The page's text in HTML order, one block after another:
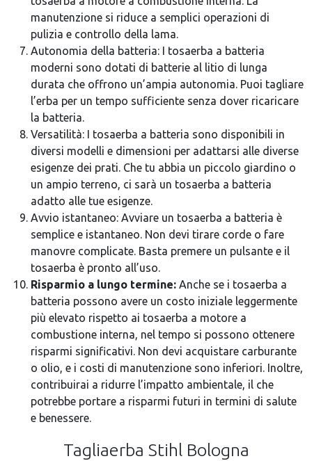
manutenzione si riduce a semplici operazioni di
pulizia e controllo della lama.
Autonomia della batteria: I tosaerba a batteria
moderni sono dotati di batterie al litio di lunga
durata che offrono un’ampia autonomia. Puoi tagliare
l’erba per un tempo sufficiente senza dover ricaricare
la batteria.
Versatilità: I tosaerba a batteria sono disponibili in
diversi modelli e dimensioni per adattarsi alle diverse
esigenze dei prati. Che tu abbia un piccolo giardino o
un ampio terreno, ci sarà un tosaerba a batteria
adatto alle tue esigenze.
Avvio istantaneo: Avviare un tosaerba a batteria è
semplice e istantaneo. Non devi tirare corde o fare
manovre complicate. Basta premere un pulsante e il
tosaerba è pronto all’uso.
Risparmio a lungo termine: Anche se i tosaerba a
batteria possono avere un costo iniziale leggermente
più elevato rispetto ai tosaerba a motore a
combustione interna, nel tempo si possono ottenere
risparmi significativi. Non devi acquistare carburante
o olio, e i costi di manutenzione sono inferiori. Inoltre,
contribuirai a ridurre l’impatto ambientale, il che
potrebbe portare a risparmi futuri in termini di salute
e benessere.
Tagliaerba Stihl Bologna